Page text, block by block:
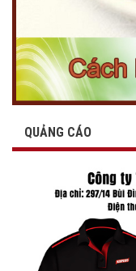
QUẢNG CÁO